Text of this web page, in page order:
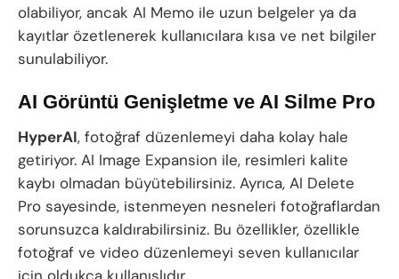
olabiliyor, ancak AI Memo ile uzun belgeler ya da
kayıtlar özetlenerek kullanıcılara kısa ve net bilgiler
sunulabiliyor.
AI Görüntü Genişletme ve AI Silme Pro
HyperAI, fotoğraf düzenlemeyi daha kolay hale
getiriyor. AI Image Expansion ile, resimleri kalite
kaybı olmadan büyütebilirsiniz. Ayrıca, AI Delete
Pro sayesinde, istenmeyen nesneleri fotoğraflardan
sorunsuzca kaldırabilirsiniz. Bu özellikler, özellikle
fotoğraf ve video düzenlemeyi seven kullanıcılar